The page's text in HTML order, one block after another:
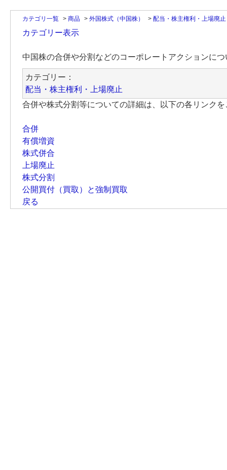
カテゴリ一覧 > 商品 > 外国株式（中国株） > 配当・株主権利・上場廃止
カテゴリー表示
中国株の合併や分割などのコーポレートアクションに
カテゴリー：
配当・株主権利・上場廃止
合併や株式分割等についての詳細は、以下の各リンク
合併
有償増資
株式併合
上場廃止
株式分割
公開買付（買取）と強制買取
戻る